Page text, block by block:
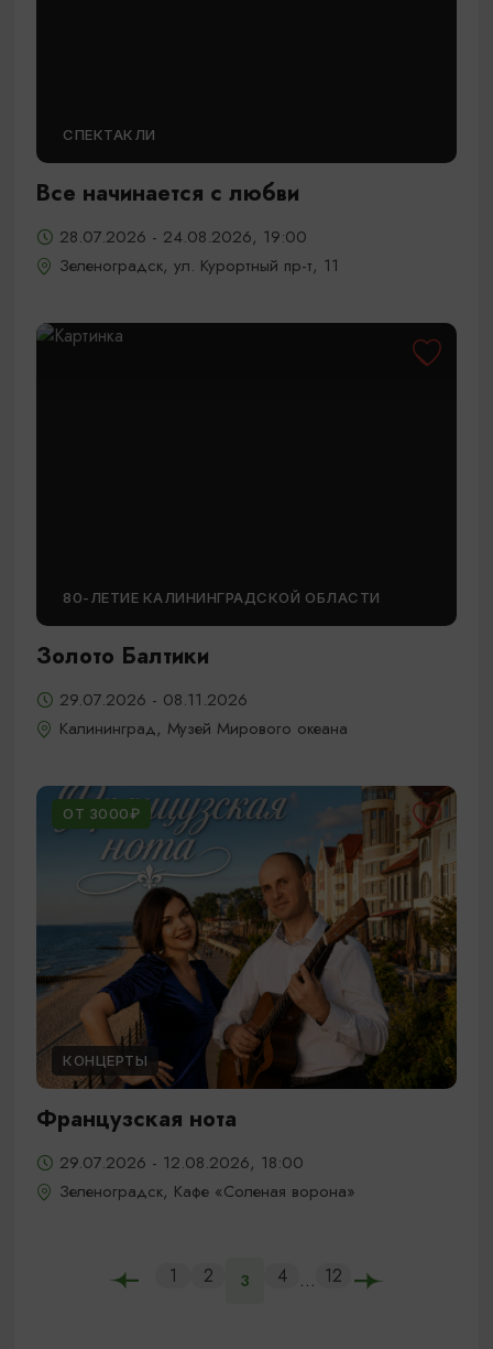
СПЕКТАКЛИ
Все начинается с любви
28.07.2026 - 24.08.2026, 19:00
Зеленоградск, ул. Курортный пр-т, 11
80-ЛЕТИЕ КАЛИНИНГРАДСКОЙ ОБЛАСТИ
Золото Балтики
29.07.2026 - 08.11.2026
Калининград, Музей Мирового океана
ОТ 3000₽
КОНЦЕРТЫ
Французская нота
29.07.2026 - 12.08.2026, 18:00
Зеленоградск, Кафе «Соленая ворона»
1 2 3 4 ... 12